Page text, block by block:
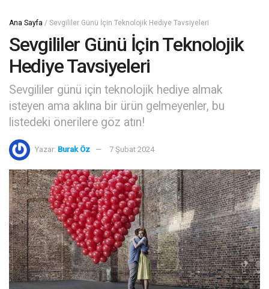
Ana Sayfa / Sevgililer Günü İçin Teknolojik Hediye Tavsiyeleri
Sevgililer Günü İçin Teknolojik
Hediye Tavsiyeleri
Sevgililer günü için teknolojik hediye almak
isteyen ama aklına bir ürün gelmeyenler, bu
listedeki önerilere göz atın!
Yazar: Burak Öz 7 Şubat 2024